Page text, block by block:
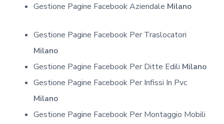
Gestione Pagine Facebook Aziendale Milano
Gestione Pagine Facebook Per Traslocatori
Milano
Gestione Pagine Facebook Per Ditte Edili Milano
Gestione Pagine Facebook Per Infissi In Pvc
Milano
Gestione Pagine Facebook Per Montaggio Mobili